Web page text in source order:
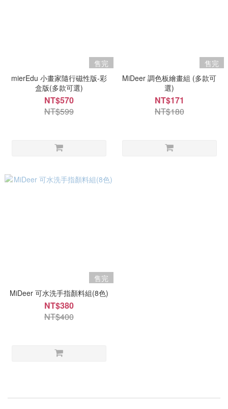
售完
mierEdu 小畫家隨行磁性版-彩
盒版(多款可選)
NT$570
NT$599
售完
MiDeer 調色板繪畫組 (多款可
選)
NT$171
NT$180
售完
MiDeer 可水洗手指顏料組(8色)
NT$380
NT$400